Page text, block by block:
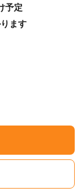
予定
ます